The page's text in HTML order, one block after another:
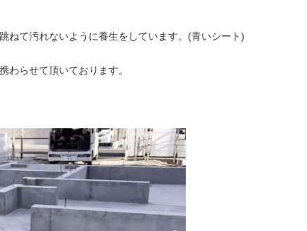
ねて汚れないように養生をしています。(青いシート)
わらせて頂いております。